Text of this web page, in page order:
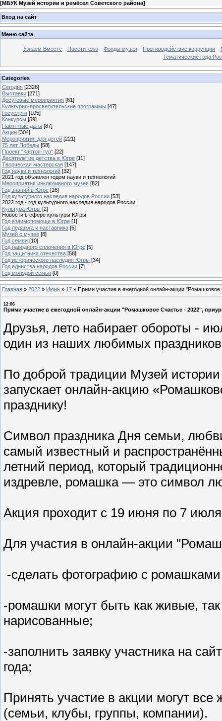
[МБУК Музей истории и ремёсел Советского района]
Вход на сайт
Меню сайта
Узнаём Вместе Посетителю Фонды музея Противодействие коррупции
Тематические года
Categories
Сегодня [2326]
Выставки [271]
Досуговые мероприятия [61]
Культурно-просветительские программы [47]
Госуслуги [105]
Конкурсы [59]
Памятные даты [87]
Акции [304]
Мероприятия для детей [221]
75 лет Победы [58]
Проект "Картоп-тур" [22]
Десятилетие детства в Югре [11]
Творческая мастерская [147]
Год науки и технологий [32]
2021 год объявлен годом науки и технологий
Мероприятия инклюзивного музея [82]
Год знаний в Югре [16]
Год культурного наследия народов России [53]
2022 год - год культурного наследия народов России
Культура Югры [2]
Новости в сфере культуры Югры
Год взаимопомощи в Югре [1]
Год педагога и наставника [5]
Музей о музее [8]
Год семьи [10]
Год народного сплочения в Югре [5]
Год защитника отечества [58]
Год исторического наследия Югры [34]
Год единства народов России [7]
Год молодой семьи [0]
Главная » 2022 » Июнь » 17 » Прими участие в ежегодной онлайн-акции
12:06
Прими участие в ежегодной онлайн-акции "Ромашковое Счастье - 2022",
Друзья, лето набирает обороты -
один из наших любимых
По доброй традиции Музей
запускает онлайн-акцию
празднику!
Символ праздника Дня семьи,
самый известный и
летний период, который
издревле, ромашка — это символ
Акция проходит с 19 июня по 7
Для участия в онлайн-акции
-сделать фотографию с
-ромашки могут быть как живые,
нарисованные;
-заполнить заявку участника на
года;
Принять участие в акции могут
(семьи, клубы, группы, компании).